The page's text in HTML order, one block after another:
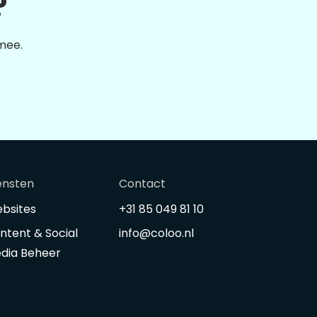
Contact
+31 85 049 81 10
info@coloo.nl
& Social
Beheer